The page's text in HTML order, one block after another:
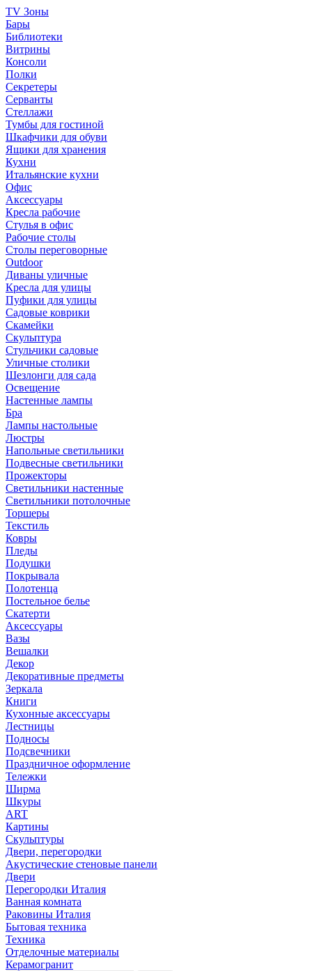
TV Зоны
Бары
Библиотеки
Витрины
Консоли
Полки
Секретеры
Серванты
Стеллажи
Тумбы для гостиной
Шкафчики для обуви
Ящики для хранения
Кухни
Итальянские кухни
Офис
Аксессуары
Кресла рабочие
Стулья в офис
Рабочие столы
Столы переговорные
Outdoor
Диваны уличные
Кресла для улицы
Пуфики для улицы
Садовые коврики
Скамейки
Скульптура
Стульчики садовые
Уличные столики
Шезлонги для сада
Освещение
Hастенные лампы
Бра
Лампы настольные
Люстры
Напольные светильники
Подвесные светильники
Прожекторы
Светильники настенные
Светильники потолочные
Торшеры
Текстиль
Ковры
Пледы
Подушки
Покрывала
Полотенца
Постельное белье
Скатерти
Аксессуары
Вазы
Вешалки
Декор
Декоративные предметы
Зеркала
Книги
Кухонные аксессуары
Лестницы
Подносы
Подсвечники
Праздничное оформление
Тележки
Ширма
Шкуры
ART
Картины
Скульптуры
Двери, перегородки
Акустические стеновые панели
Двери
Перегородки Италия
Ванная комната
Раковины Италия
Бытовая техника
Техника
Отделочные материалы
Керамогранит